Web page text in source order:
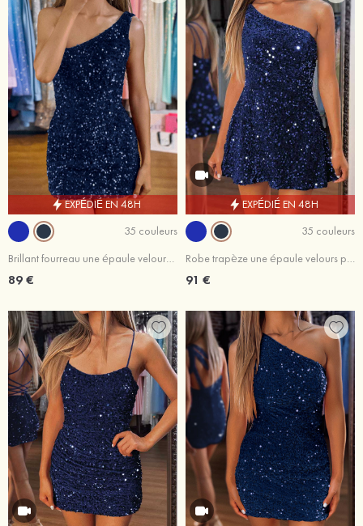
EXPÉDIÉ EN 48H
35 couleurs
Brillant fourreau une épaule velours paillettes courte/mini robe de fête de la rentrée
89 €
EXPÉDIÉ EN 48H
35 couleurs
Robe trapèze une épaule velours paillettes courte/mini robe de fête de la rentrée
91 €